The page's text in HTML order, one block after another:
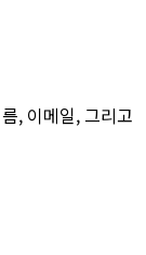
, 이메일, 그리고